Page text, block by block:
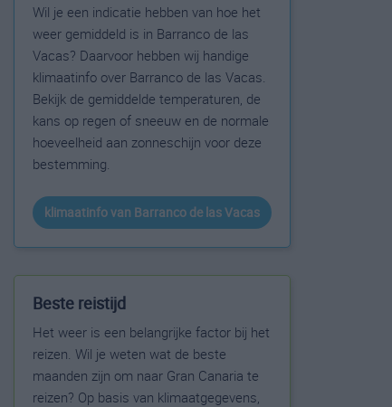
Wil je een indicatie hebben van hoe het
weer gemiddeld is in Barranco de las
Vacas? Daarvoor hebben wij handige
klimaatinfo over Barranco de las Vacas.
Bekijk de gemiddelde temperaturen, de
kans op regen of sneeuw en de normale
hoeveelheid aan zonneschijn voor deze
bestemming.
klimaatinfo van Barranco de las Vacas
Beste reistijd
Het weer is een belangrijke factor bij het
reizen. Wil je weten wat de beste
maanden zijn om naar Gran Canaria te
reizen? Op basis van klimaatgegevens,